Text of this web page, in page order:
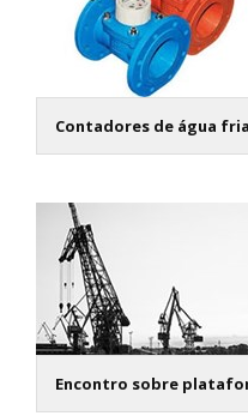
Contadores de água
Encontro sobre